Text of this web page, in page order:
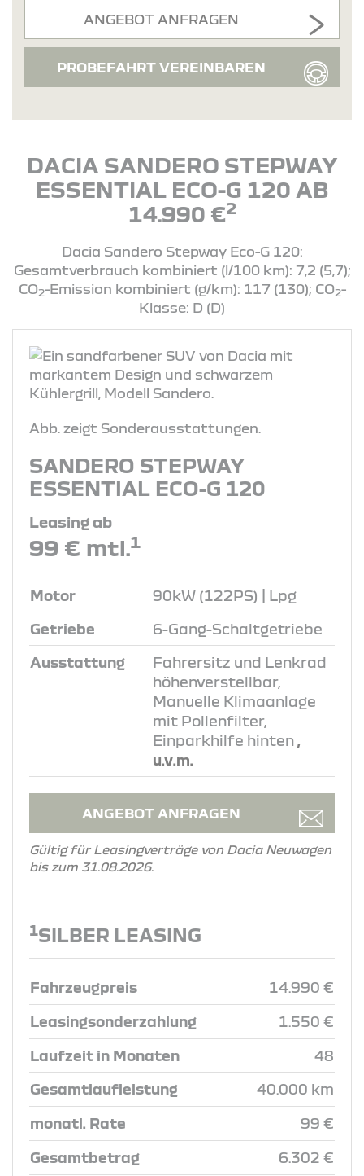
ANGEBOT ANFRAGEN
PROBEFAHRT VEREINBAREN
DACIA SANDERO STEPWAY
ESSENTIAL ECO-G 120 AB
14.990 €2
Dacia Sandero Stepway Eco-G 120:
Gesamtverbrauch kombiniert (l/100 km): 7,2 (5,7);
CO2-Emission kombiniert (g/km): 117 (130); CO2-
Klasse: D (D)
Abb. zeigt Sonderausstattungen.
SANDERO STEPWAY
ESSENTIAL ECO-G 120
Leasing ab
99 € mtl.1
Motor 90kW (122PS) | Lpg
Getriebe 6-Gang-Schaltgetriebe
Ausstattung
Fahrersitz und Lenkrad
höhenverstellbar,
Manuelle Klimaanlage
mit Pollenfilter,
Einparkhilfe hinten ,
u.v.m.
ANGEBOT ANFRAGEN
Gültig für Leasingverträge von Dacia Neuwagen
bis zum 31.08.2026.
1SILBER LEASING
Fahrzeugpreis 14.990 €
Leasingsonderzahlung 1.550 €
Laufzeit in Monaten 48
Gesamtlaufleistung 40.000 km
monatl. Rate 99 €
Gesamtbetrag 6.302 €